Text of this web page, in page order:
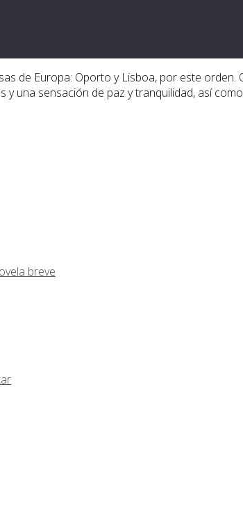
de Europa: Oporto y Lisboa, por este
una sensación de paz y tranquilidad, así
breve